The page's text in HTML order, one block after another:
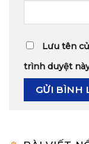
Lưu tên
trình duyệt